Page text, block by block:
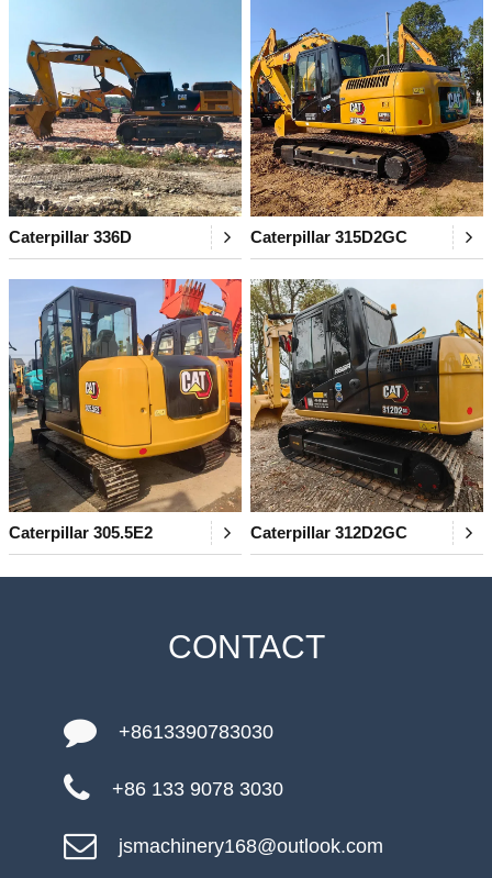
Caterpillar 336D Caterpillar 315D2GC
Caterpillar 305.5E2 Caterpillar 312D2GC
CONTACT
+8613390783030
+86 133 9078 3030
jsmachinery168@outlook.com